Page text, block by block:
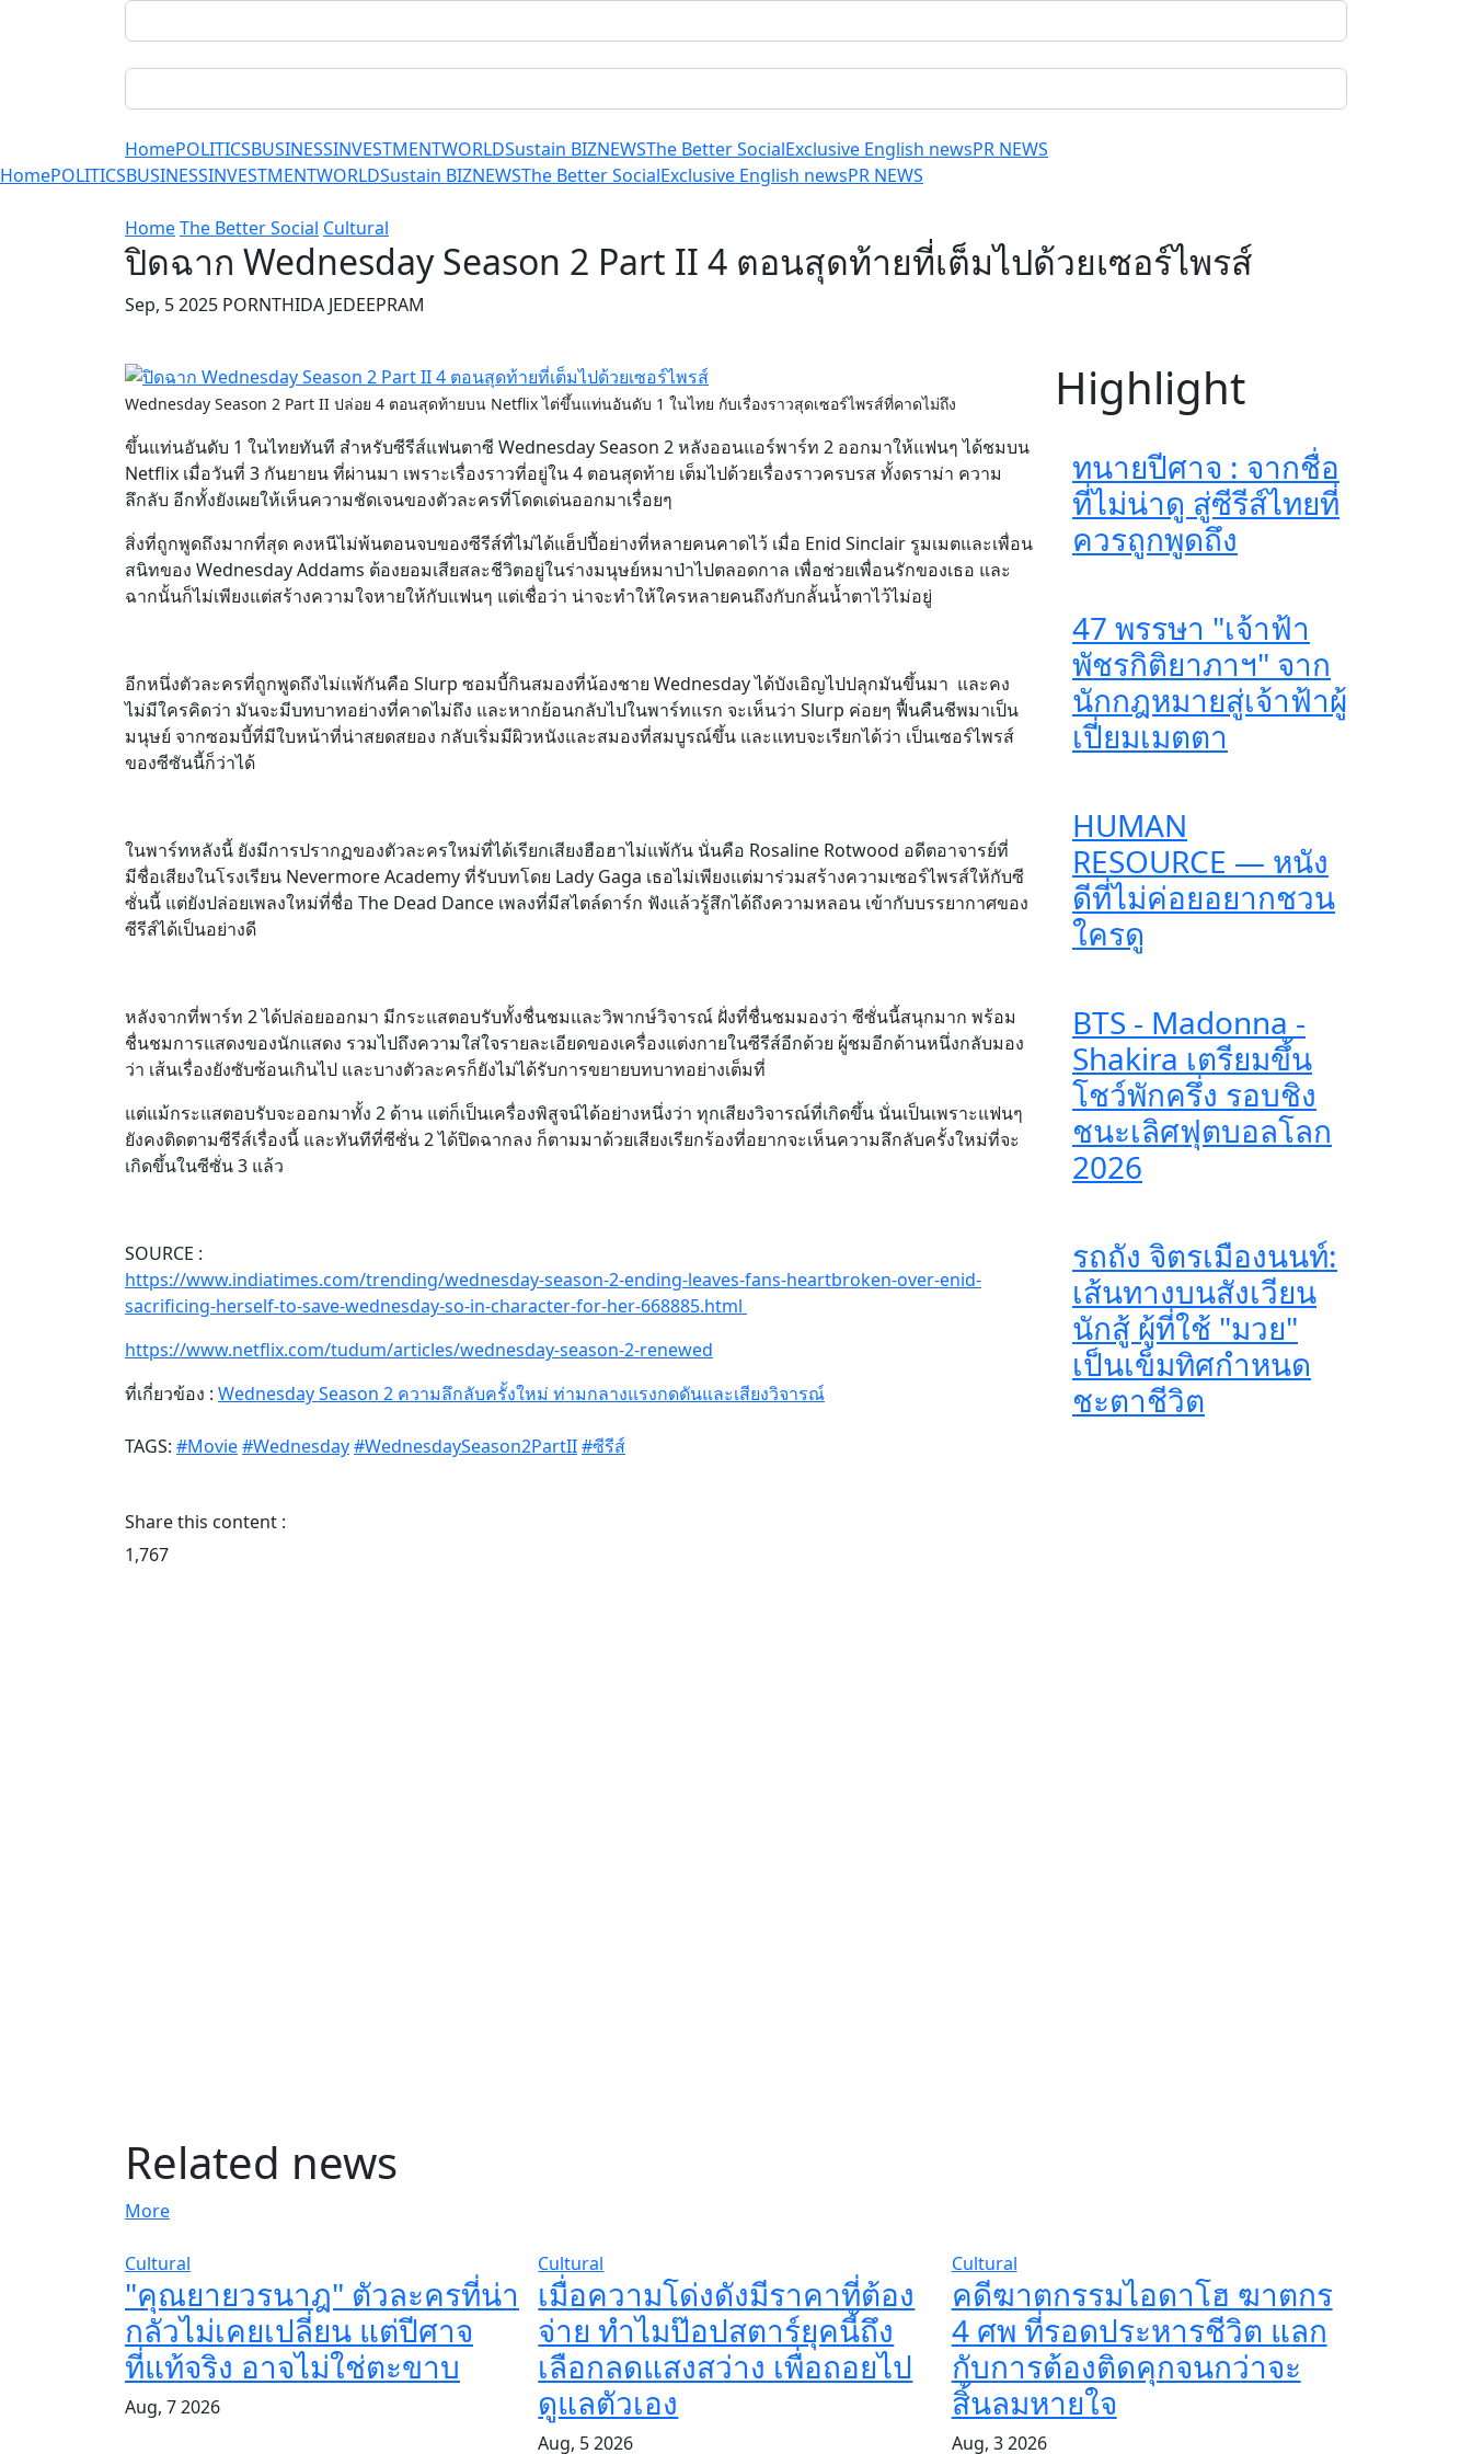
HomePOLITICSBUSINESSINVESTMENTWORLDSustain BIZNEWSThe Better SocialExclusive English newsPR NEWS
HomePOLITICSBUSINESSINVESTMENTWORLDSustain BIZNEWSThe Better SocialExclusive English newsPR NEWS
HomeThe Better Social Cultural
ปิดฉาก Wednesday Season 2 Part II 4 ตอนสุดท้ายที่เต็มไปด้วยเซอร์ไพรส์
Sep, 5 2025 PORNTHIDA JEDEEPRAM
Wednesday Season 2 Part II ปล่อย 4 ตอนสุดท้ายบน Netflix ไต่ขึ้นแท่นอันดับ 1 ในไทย กับเรื่องราวสุดเซอร์ไพรส์ที่คาดไม่ถึง
ขึ้นแท่นอันดับ 1 ในไทยทันที สำหรับซีรีส์แฟนตาซี Wednesday Season 2 หลังออนแอร์พาร์ท 2 ออกมาให้แฟนๆ ได้ชมบน
Netflix เมื่อวันที่ 3 กันยายน ที่ผ่านมา เพราะเรื่องราวที่อยู่ใน 4 ตอนสุดท้าย เต็มไปด้วยเรื่องราวครบรส ทั้งดราม่า ความ
ลึกลับ อีกทั้งยังเผยให้เห็นความชัดเจนของตัวละครที่โดดเด่นออกมาเรื่อยๆ
สิ่งที่ถูกพูดถึงมากที่สุด คงหนีไม่พ้นตอนจบของซีรีส์ที่ไม่ได้แฮ็ปปี้อย่างที่หลายคนคาดไว้ เมื่อ Enid Sinclair รูมเมตและเพื่อน
สนิทของ Wednesday Addams ต้องยอมเสียสละชีวิตอยู่ในร่างมนุษย์หมาป่าไปตลอดกาล เพื่อช่วยเพื่อนรักของเธอ และ
ฉากนั้นก็ไม่เพียงแต่สร้างความใจหายให้กับแฟนๆ แต่เชื่อว่า น่าจะทำให้ใครหลายคนถึงกับกลั้นน้ำตาไว้ไม่อยู่
อีกหนึ่งตัวละครที่ถูกพูดถึงไม่แพ้กันคือ Slurp ซอมบี้กินสมองที่น้องชาย Wednesday ได้บังเอิญไปปลุกมันขึ้นมา และคง
ไม่มีใครคิดว่า มันจะมีบทบาทอย่างที่คาดไม่ถึง และหากย้อนกลับไปในพาร์ทแรก จะเห็นว่า Slurp ค่อยๆ ฟื้นคืนชีพมาเป็น
มนุษย์ จากซอมบี้ที่มีใบหน้าที่น่าสยดสยอง กลับเริ่มมีผิวหนังและสมองที่สมบูรณ์ขึ้น และแทบจะเรียกได้ว่า เป็นเซอร์ไพรส์
ของซีซันนี้ก็ว่าได้
ในพาร์ทหลังนี้ ยังมีการปรากฏของตัวละครใหม่ที่ได้เรียกเสียงฮือฮาไม่แพ้กัน นั่นคือ Rosaline Rotwood อดีตอาจารย์ที่
มีชื่อเสียงในโรงเรียน Nevermore Academy ที่รับบทโดย Lady Gaga เธอไม่เพียงแต่มาร่วมสร้างความเซอร์ไพรส์ให้กับซี
ซั่นนี้ แต่ยังปล่อยเพลงใหม่ที่ชื่อ The Dead Dance เพลงที่มีสไตล์ดาร์ก ฟังแล้วรู้สึกได้ถึงความหลอน เข้ากับบรรยากาศของ
ซีรีส์ได้เป็นอย่างดี
หลังจากที่พาร์ท 2 ได้ปล่อยออกมา มีกระแสตอบรับทั้งชื่นชมและวิพากษ์วิจารณ์ ฝั่งที่ชื่นชมมองว่า ซีซั่นนี้สนุกมาก พร้อม
ชื่นชมการแสดงของนักแสดง รวมไปถึงความใส่ใจรายละเอียดของเครื่องแต่งกายในซีรีส์อีกด้วย ผู้ชมอีกด้านหนึ่งกลับมอง
ว่า เส้นเรื่องยังซับซ้อนเกินไป และบางตัวละครก็ยังไม่ได้รับการขยายบทบาทอย่างเต็มที่
แต่แม้กระแสตอบรับจะออกมาทั้ง 2 ด้าน แต่ก็เป็นเครื่องพิสูจน์ได้อย่างหนึ่งว่า ทุกเสียงวิจารณ์ที่เกิดขึ้น นั่นเป็นเพราะแฟนๆ
ยังคงติดตามซีรีส์เรื่องนี้ และทันทีที่ซีซั่น 2 ได้ปิดฉากลง ก็ตามมาด้วยเสียงเรียกร้องที่อยากจะเห็นความลึกลับครั้งใหม่ที่จะ
เกิดขึ้นในซีซั่น 3 แล้ว
SOURCE :
https://www.indiatimes.com/trending/wednesday-season-2-ending-leaves-fans-heartbroken-over-enid-
sacrificing-herself-to-save-wednesday-so-in-character-for-her-668885.html
https://www.netflix.com/tudum/articles/wednesday-season-2-renewed
ที่เกี่ยวข้อง : Wednesday Season 2 ความลึกลับครั้งใหม่ ท่ามกลางแรงกดดันและเสียงวิจารณ์
TAGS: #Movie#Wednesday#WednesdaySeason2PartII#ซีรีส์
Share this content :
1,767
Highlight
ทนายปีศาจ : จากชื่อ
ที่ไม่น่าดู สู่ซีรีส์ไทยที่
ควรถูกพูดถึง
47 พรรษา "เจ้าฟ้า
พัชรกิติยาภาฯ" จาก
นักกฎหมายสู่เจ้าฟ้าผู้
เปี่ยมเมตตา
HUMAN
RESOURCE — หนัง
ดีที่ไม่ค่อยอยากชวน
ใครดู
BTS - Madonna -
Shakira เตรียมขึ้น
โชว์พักครึ่ง รอบชิง
ชนะเลิศฟุตบอลโลก
2026
รถถัง จิตรเมืองนนท์:
เส้นทางบนสังเวียน
นักสู้ ผู้ที่ใช้ "มวย"
เป็นเข็มทิศกำหนด
ชะตาชีวิต
Related news
More
Cultural
"คุณยายวรนาฎ" ตัวละครที่น่า
กลัวไม่เคยเปลี่ยน แต่ปีศาจ
ที่แท้จริง อาจไม่ใช่ตะขาบ
Aug, 7 2026
Cultural
เมื่อความโด่งดังมีราคาที่ต้อง
จ่าย ทำไมป๊อปสตาร์ยุคนี้ถึง
เลือกลดแสงสว่าง เพื่อถอยไป
ดูแลตัวเอง
Aug, 5 2026
Cultural
คดีฆาตกรรมไอดาโฮ ฆาตกร
4 ศพ ที่รอดประหารชีวิต แลก
กับการต้องติดคุกจนกว่าจะ
สิ้นลมหายใจ
Aug, 3 2026